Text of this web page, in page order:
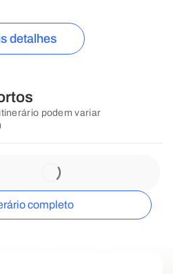
detalhes
podem variar
completo